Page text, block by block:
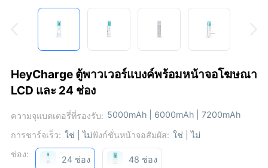
HeyCharge ตู้พาวเวอร์แบงค์พร้อมหน้าจอโฆษณา
LCD และ 24 ช่อง
ความจุแบตเตอรี่ที่รองรับ: 5000mAh | 6000mAh | 7200mAh
การชาร์จเร็ว: ใช่ | ไม่ฟังก์ชั่นหน้าจอสัมผัส: ใช่ | ไม่
ช่อง:
24 ช่อง 48 ช่อง